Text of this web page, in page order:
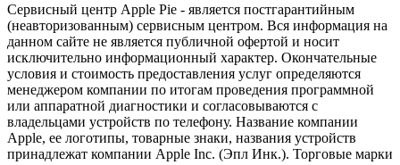
Сервисный центр Apple Pie - является постгарантийным
(неавторизованным) сервисным центром. Вся информация на
данном сайте не является публичной офертой и носит
исключительно информационный характер. Окончательные
условия и стоимость предоставления услуг определяются
менеджером компании по итогам проведения программной
или аппаратной диагностики и согласовываются с
владельцами устройств по телефону. Название компании
Apple, ее логотипы, товарные знаки, названия устройств
принадлежат компании Apple Inc. (Эпл Инк.). Торговые марки